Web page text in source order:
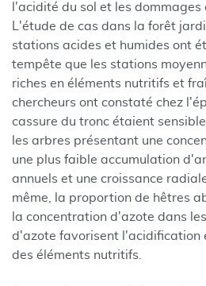
l'acidité du sol et les dommages
L'étude de cas dans la forêt
stations acides et humides ont
tempête que les stations
riches en éléments nutritifs et
chercheurs ont constaté chez
cassure du tronc étaient
les arbres présentant une
une plus faible accumulation
annuels et une croissance
même, la proportion de hêtres
la concentration d'azote dans
d'azote favorisent l'acidification
des éléments nutritifs.